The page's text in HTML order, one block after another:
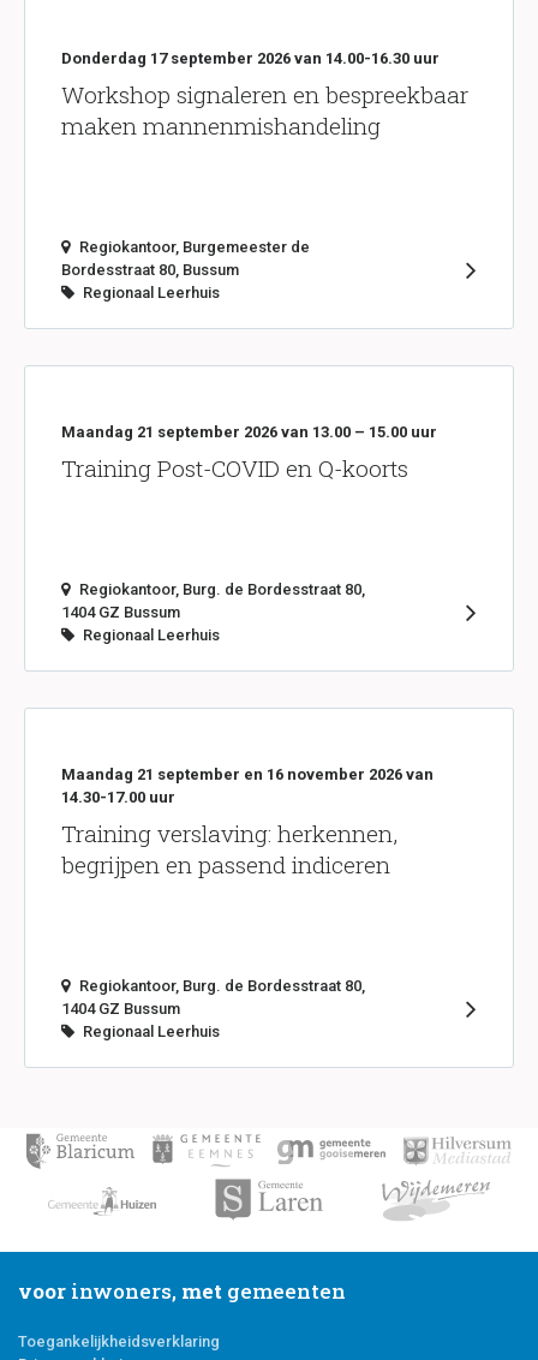
Workshop signaleren en bespreekbaar
maken mannenmishandeling
Donderdag 17 september 2026 van 14.00-16.30 uur
Regiokantoor, Burgemeester de
Bordesstraat 80, Bussum
Regionaal Leerhuis
Training Post-COVID en Q-koorts
Maandag 21 september 2026 van 13.00 – 15.00 uur
Regiokantoor, Burg. de Bordesstraat 80,
1404 GZ Bussum
Regionaal Leerhuis
Training verslaving: herkennen,
begrijpen en passend indiceren
Maandag 21 september en 16 november 2026 van
14.30-17.00 uur
Regiokantoor, Burg. de Bordesstraat 80,
1404 GZ Bussum
Regionaal Leerhuis
voor inwoners, met gemeenten
Toegankelijkheidsverklaring